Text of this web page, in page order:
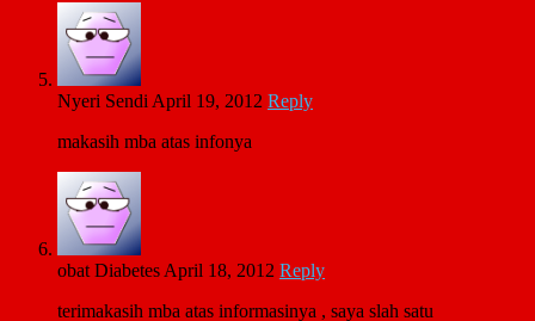
Nyeri Sendi April 19, 2012 Reply
makasih mba atas infonya
obat Diabetes April 18, 2012 Reply
terimakasih mba atas informasinya , saya slah satu